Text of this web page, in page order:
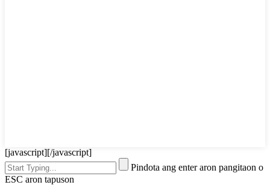
[javascript][/javascript]
Pindota ang enter aron pangitaon o
ESC aron tapuson